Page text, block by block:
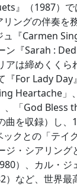
』（1987）で
ングの伴奏を
『Carmen
ン『Sarah :
アは締めくくら
『For Lady Day
Heartache」
「God Bless
曲を収録）し、
クとの「テイ
ジ・シアリング
）、カル・ジ
）など、世界最